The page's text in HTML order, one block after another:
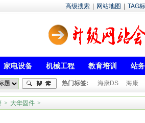
高级搜索 网站地图 TAG
家电设备 机械工程 教育培训 站
热门标签: 海康DS 海康
> 大华固件 >